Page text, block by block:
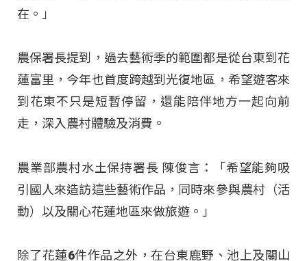
在。」
農保署長提到，過去藝術季的範圍都是從台東到花
蓮富里，今年也首度跨越到光復地區，希望遊客來
到花東不只是短暫停留，還能陪伴地方一起向前
走，深入農村體驗及消費 。
農業部農村水土保持署長 陳俊言：「希望能夠吸
引國人來造訪這些藝術作品，同時來參與農村（活
動）以及關心花蓮地區來做旅遊 。」
除了花蓮6件作品之外，在台東鹿野、池上及關山